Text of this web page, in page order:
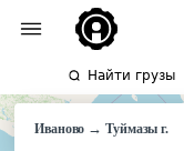
Найти грузы
Иваново →Туймазыг.